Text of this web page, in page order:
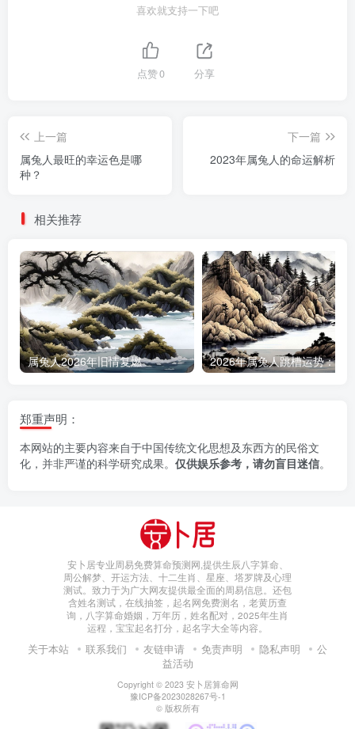
喜欢就支持一下吧
点赞0 分享
上一篇
属兔人最旺的幸运色是哪
种？
下一篇
2023年属兔人的命运解析
相关推荐
属兔人2026年旧情复燃
郑重声明：
本网站的主要内容来自于中国传统文化思想及东西方的民俗文
化，并非严谨的科学研究成果。 仅供娱乐参考，请勿盲目迷信。
安卜居专业周易免费算命预测网,提供生辰八字算命、
周公解梦、开运方法、十二生肖、星座、塔罗牌及心理
测试。致力于为广大网友提供最全面的周易信息。还包
含姓名测试，在线抽签，起名网免费测名，老黄历查
询，八字算命婚姻，万年历，姓名配对，2025年生肖
运程，宝宝起名打分，起名字大全等内容。
关于本站 联系我们 友链申请 免责声明 隐私声明
公
益活动
Copyright © 2023 安卜居算命网
豫ICP备2023028267号-1
© 版权所有